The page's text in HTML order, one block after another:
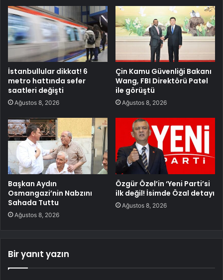
İstanbullular dikkat! 6
metro hattında sefer
saatleri değişti
Ağustos 8, 2026
Çin Kamu Güvenliği Bakanı
Wang, FBI Direktörü Patel
ile görüştü
Ağustos 8, 2026
Başkan Aydın
Osmangazi’nin Nabzını
Sahada Tuttu
Ağustos 8, 2026
Özgür Özel’in ‘Yeni Parti’si
ilk değil! İsimde Özal detayı
Ağustos 8, 2026
Bir yanıt yazın